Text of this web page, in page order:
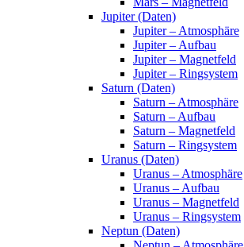
Jupiter (Daten)
Jupiter – Atmosphäre
Jupiter – Aufbau
Jupiter – Magnetfeld
Jupiter – Ringsystem
Saturn (Daten)
Saturn – Atmosphäre
Saturn – Aufbau
Saturn – Magnetfeld
Saturn – Ringsystem
Uranus (Daten)
Uranus – Atmosphäre
Uranus – Aufbau
Uranus – Magnetfeld
Uranus – Ringsystem
Neptun (Daten)